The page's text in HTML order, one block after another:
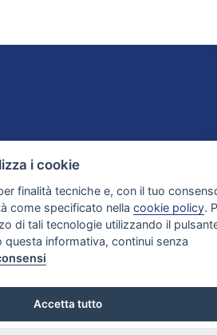
i cookie
finalità tecniche e, con il tuo
come specificato nellacookie policy.
di tali tecnologie utilizzando il
questa informativa, continui senza
Accetta tutto